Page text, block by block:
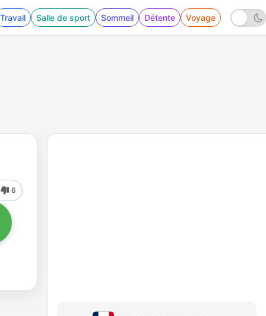
Travail Salle de sport Sommeil Détente Voyage
6